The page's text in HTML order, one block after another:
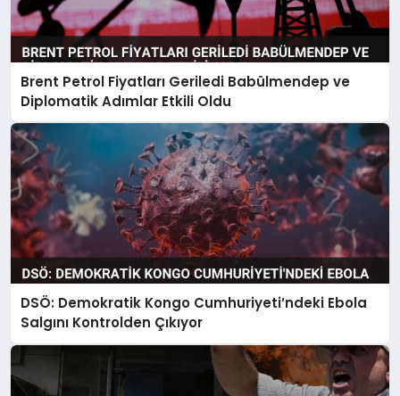
Brent Petrol Fiyatları Geriledi Babülmendep ve
Diplomatik Adımlar Etkili Oldu
DSÖ: Demokratik Kongo Cumhuriyeti’ndeki Ebola
Salgını Kontrolden Çıkıyor